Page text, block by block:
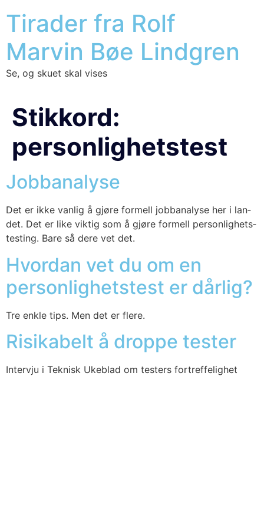
Tirader fra Rolf
Marvin Bøe Lindgren
Se, og skuet skal vises
Stikkord:
personlighetstest
Jobbanalyse
Det er ikke van­lig å gjø­re for­mell job­bana­ly­se her i lan­
det. Det er like vik­tig som å gjø­re for­mell per­son­lig­hets­
tes­ting. Bare så dere vet det.
Hvordan vet du om en
personlighetstest er dårlig?
Tre enk­le tips. Men det er fle­re.
Risikabelt å droppe tester
Inter­vju i Tek­nisk Uke­blad om tes­ters for­tref­fe­lig­het